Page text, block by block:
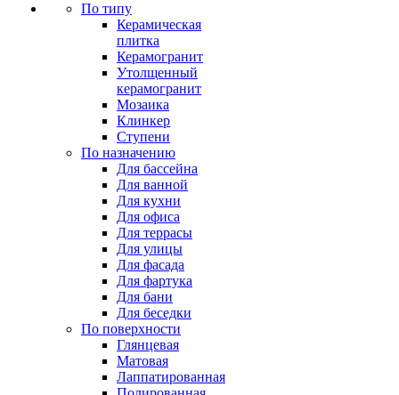
По типу
Керамическая
плитка
Керамогранит
Утолщенный
керамогранит
Мозаика
Клинкер
Ступени
По назначению
Для бассейна
Для ванной
Для кухни
Для офиса
Для террасы
Для улицы
Для фасада
Для фартука
Для бани
Для беседки
По поверхности
Глянцевая
Матовая
Лаппатированная